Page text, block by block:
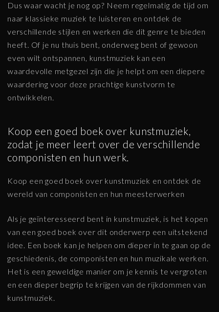
Dus waar wacht je nog op? Neem regelmatig de tijd om
naar klassieke muziek te luisteren en ontdek de
verschillende stijlen en werken die dit genre te bieden
heeft. Of je nu thuis bent, onderweg bent of gewoon
even wilt ontspannen, kunstmuziek kan een
waardevolle metgezel zijn die je helpt om een diepere
waardering voor deze prachtige kunstvorm te
ontwikkelen.
Koop een goed boek over kunstmuziek,
zodat je meer leert over de verschillende
componisten en hun werk.
Koop een goed boek over kunstmuziek en ontdek de
wereld van componisten en hun meesterwerken
Als je geïnteresseerd bent in kunstmuziek, is het kopen
van een goed boek over dit onderwerp een uitstekend
idee. Een boek kan je helpen om dieper in te gaan op de
geschiedenis, de componisten en hun muzikale werken.
Het is een geweldige manier om je kennis te vergroten
en een dieper begrip te krijgen van de rijkdommen van
kunstmuziek.